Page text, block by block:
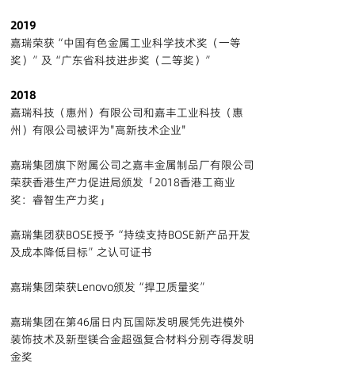
2019
嘉瑞荣获“中国有色金属工业科学技术奖（一等
奖）”及“广东省科技进步奖（二等奖）”
2018
嘉瑞科技（惠州）有限公司和嘉丰工业科技（惠
州）有限公司被评为"高新技术企业"
嘉瑞集团旗下附属公司之嘉丰金属制品厂有限公司
荣获香港生产力促进局颁发「2018香港工商业
奖：睿智生产力奖」
嘉瑞集团获BOSE授予“持续支持BOSE新产品开发
及成本降低目标”之认可证书
嘉瑞集团荣获Lenovo颁发“捍卫质量奖”
嘉瑞集团在第46届日内瓦国际发明展凭先进模外
装饰技术及新型镁合金超强复合材料分别夺得发明
金奖